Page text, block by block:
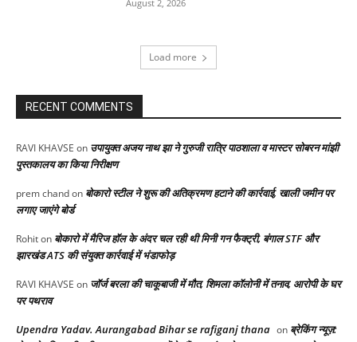
August 2, 2026
Load more
RECENT COMMENTS
RAVI KHAVSE on उपायुक्त अजय नाथ झा ने गुरुजी रात्रि पाठशाला व मास्टर सोबरन मांझी
पुस्तकालय का किया निरीक्षण
prem chandon बोकारो स्टील ने शुरू की अतिक्रमण हटाने की कार्रवाई, खाली जमीन पर
लगाए जाएंगे बोर्ड
Rohiton बोकारो में मैरिज हॉल के अंदर चल रही थी मिनी गन फैक्ट्री, बंगाल STF और
झारखंड ATS की संयुक्त कार्रवाई में भंडाफोड़
RAVI KHAVSE on जॉर्ज बरला की चाकूबाजी में मौत, शिमला कॉलोनी में तनाव, आरोपी के घर
पर पथराव
Upendra Yadav. Aurangabad Bihar se rafiganj thana on ब्रेकिंग न्यूज़: